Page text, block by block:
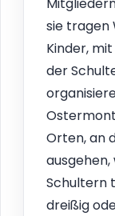
sie tragen
Kinder,
der
Orten, an
ausgehen,
Schultern
dreißig